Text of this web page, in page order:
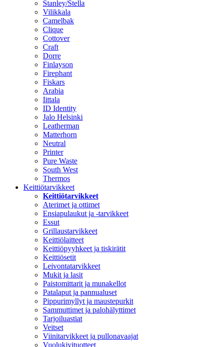
Stanley/Stella
Vilikkala
Camelbak
Clique
Cottover
Craft
Dorre
Finlayson
Firephant
Fiskars
Arabia
Iittala
ID Identity
Jalo Helsinki
Leatherman
Matterhorn
Neutral
Printer
Pure Waste
South West
Thermos
Keittiötarvikkeet
Keittiötarvikkeet
Aterimet ja ottimet
Ensiapulaukut ja -tarvikkeet
Essut
Grillaustarvikkeet
Keittiölaitteet
Keittiöpyyhkeet ja tiskirätit
Keittiösetit
Leivontatarvikkeet
Mukit ja lasit
Paistomittarit ja munakellot
Patalaput ja pannualuset
Pippurimyllyt ja maustepurkit
Sammuttimet ja palohälyttimet
Tarjoiluastiat
Veitset
Viinitarvikkeet ja pullonavaajat
Vuolukivituotteet